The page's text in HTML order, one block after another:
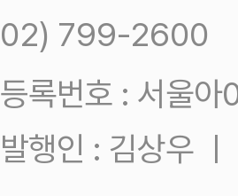
02) 799-2600
등록번호 : 서울
발행인 : 김상우